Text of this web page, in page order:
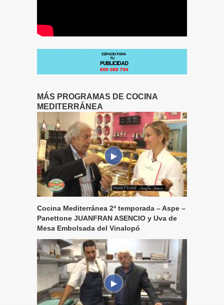
MÁS PROGRAMAS DE COCINA
MEDITERRÁNEA
Cocina Mediterránea 2ª temporada – Aspe –
Panettone JUANFRAN ASENCIO y Uva de
Mesa Embolsada del Vinalopó